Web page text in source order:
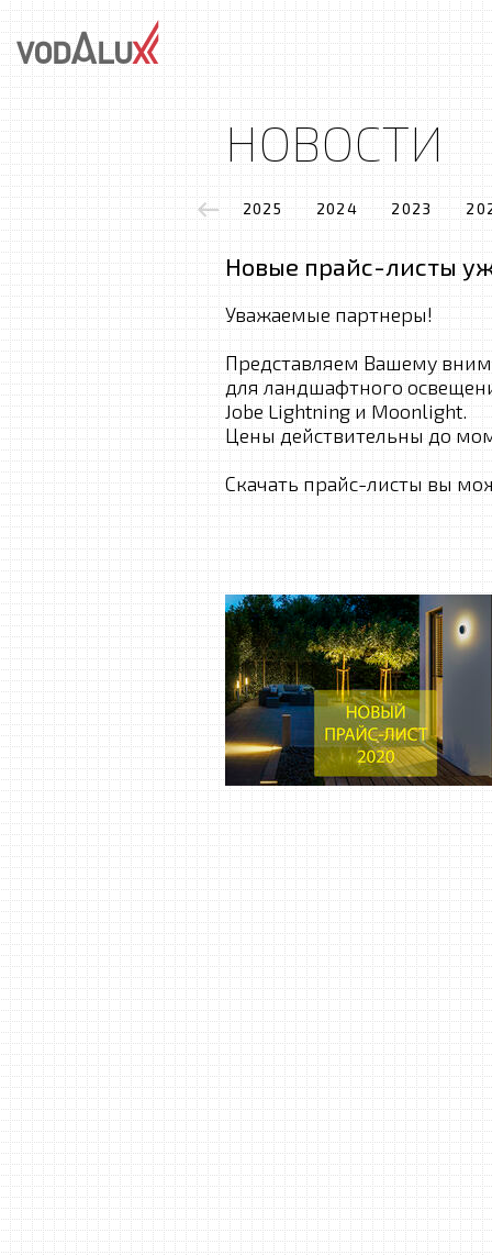
НОВОСТИ
2025 2024 2023
Новые прайс-листы
Уважаемые партнеры!
Представляем Вашему
для ландшафтного
Jobe Lightning и Moonlight.
Цены действительны до
Скачать прайс-листы вы